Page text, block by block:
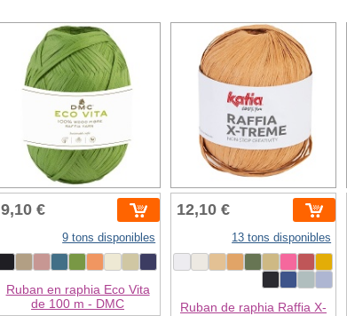
9,10 €
9 tons disponibles
Ruban en raphia Eco Vita
de 100 m - DMC
12,10 €
13 tons disponibles
Ruban de raphia Raffia X-